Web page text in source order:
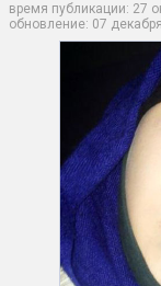
время публикации: 27
обновление: 07